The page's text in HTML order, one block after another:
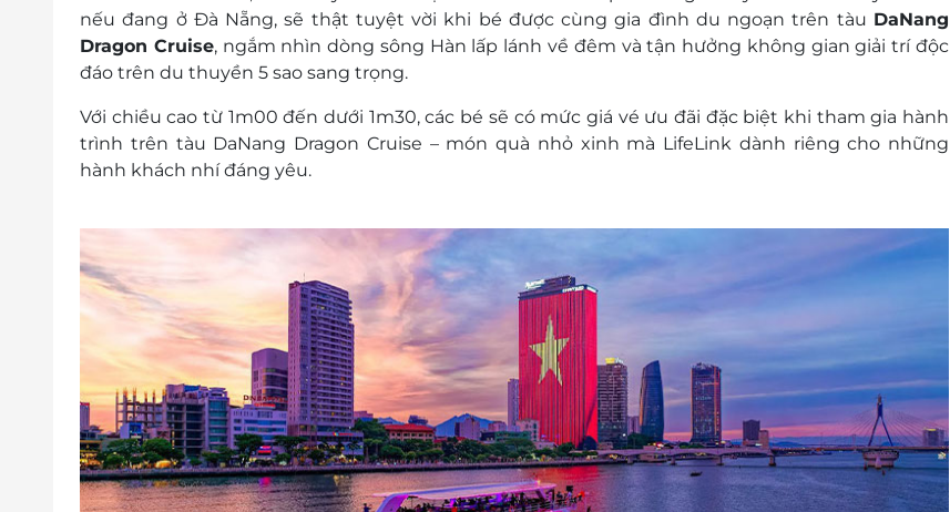
trên tàu, các khoản phụ thu ngày lễ tết/ cuối tuần và các khoản phụ thu khác trước khi
mua voucher và thanh toán
Hotline đặt vé & tư vấn (9h-20h): 1900 2065 / 0934 661 016
Văn phòng HCM: 028 6680 8757 / 0702 804 262
Điều kiện hoãn/huỷ vé: Không hoãn, hủy hay thay đổi trước 2 ngày đặt vé
Điều kiện khác:
Áp dụng 01 e-Voucher/e-Coupon cho 01 khách
Không áp dụng đồng thời với chương trình khuyến mại khác.
nếu đang ở Đà Nẵng, sẽ thật tuyệt vời khi bé được cùng gia đình du ngoạn trên tàu DaNang
Dragon Cruise, ngắm nhìndòng sông Hàn lấp lánh về đêm và tận hưởng không gian giải trí độc
đáo trên du thuyền 5 sao sang trọng.
Với chiều cao từ 1m00 đến dưới 1m30, các bé sẽ có mức giá vé ưu đãi đặc biệt khi tham gia hành
trình trên tàu DaNang Dragon Cruise – món quà nhỏ xinh mà LifeLink dành riêng cho những
hành khách nhí đáng yêu.